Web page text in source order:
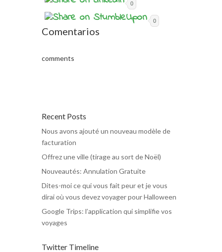
0
0
Comentarios
comments
Recent Posts
Nous avons ajouté un nouveau modèle de
facturation
Offrez une ville (tirage au sort de Noël)
Nouveautés: Annulation Gratuite
Dites-moi ce qui vous fait peur et je vous
dirai où vous devez voyager pour Halloween
Google Trips: l’application qui simplifie vos
voyages
Twitter Timeline